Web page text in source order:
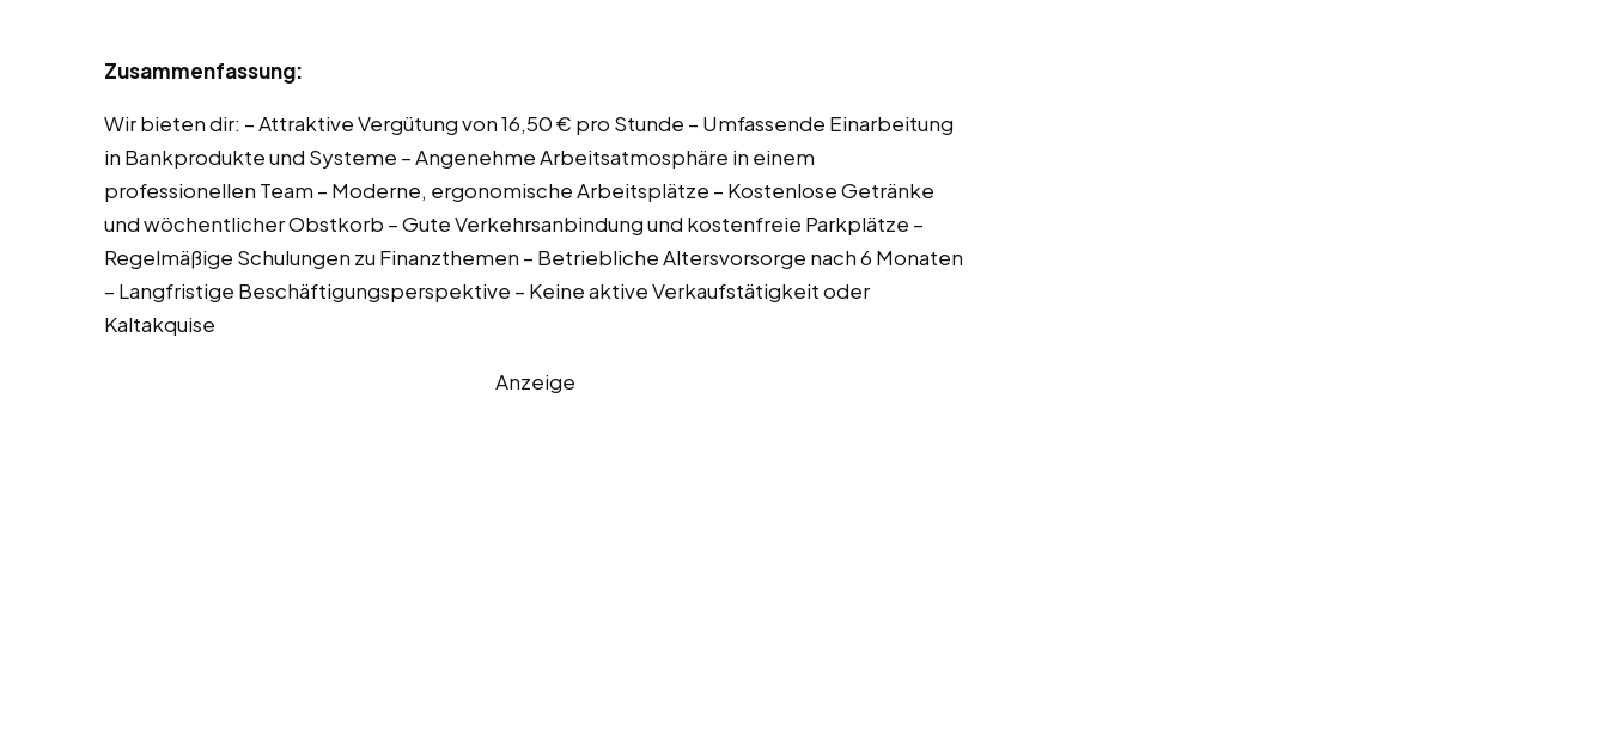
Zusammenfassung:
Wir bieten dir: – Attraktive Vergütung von 16,50 € pro Stunde – Umfassende Einarbeitung
in Bankprodukte und Systeme – Angenehme Arbeitsatmosphäre in einem
professionellen Team – Moderne, ergonomische Arbeitsplätze – Kostenlose Getränke
und wöchentlicher Obstkorb – Gute Verkehrsanbindung und kostenfreie Parkplätze –
Regelmäßige Schulungen zu Finanzthemen – Betriebliche Altersvorsorge nach 6 Monaten
– Langfristige Beschäftigungsperspektive – Keine aktive Verkaufstätigkeit oder
Kaltakquise
Anzeige